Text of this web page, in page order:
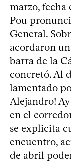
marzo, fecha
Pou
General.
acordaron
barra de la
concretó. Al
lamentado
Alejandro!
en el
se explicita
encuentro,
de abril